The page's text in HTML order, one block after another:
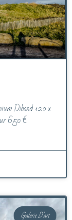
Dibond 120 x
650 €
Galerie D'art